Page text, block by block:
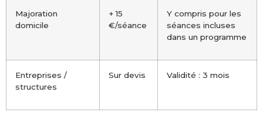
Majoration
domicile
+ 15
€/séance
Y compris pour les
séances incluses
dans un programme
Entreprises /
structures
Sur devis Validité : 3 mois